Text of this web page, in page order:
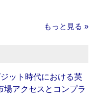
もっと見る »
ジット時代における英
場アクセスとコンプラ